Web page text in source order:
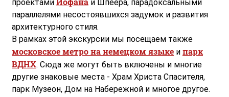
проектами
и Шпеера, парадоксальными
параллелями несостоявшихся задумок и развития
архитектурного стиля.
В рамках этой экскурсии мы посещаем также
московское метро на немецком языке и парк
ВДНХ. Сюда же могут быть включены и многие
другие знаковые места - Храм Христа Спасителя,
парк Музеон, Дом на Набережной и многое другое.